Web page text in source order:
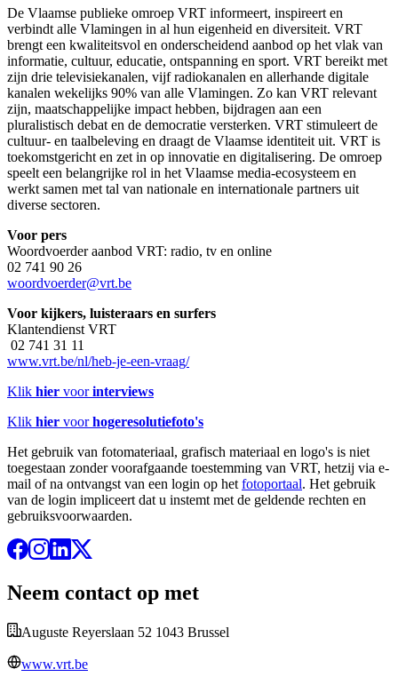
De Vlaamse publieke omroep VRT informeert, inspireert en
verbindt alle Vlamingen in al hun eigenheid en diversiteit. VRT
brengt een kwaliteitsvol en onderscheidend aanbod op het vlak van
informatie, cultuur, educatie, ontspanning en sport. VRT bereikt met
zijn drie televisiekanalen, vijf radiokanalen en allerhande digitale
kanalen wekelijks 90% van alle Vlamingen. Zo kan VRT relevant
zijn, maatschappelijke impact hebben, bijdragen aan een
pluralistisch debat en de democratie versterken. VRT stimuleert de
cultuur- en taalbeleving en draagt de Vlaamse identiteit uit. VRT is
toekomstgericht en zet in op innovatie en digitalisering. De omroep
speelt een belangrijke rol in het Vlaamse media-ecosysteem en
werkt samen met tal van nationale en internationale partners uit
diverse sectoren.
Voor pers
Woordvoerder aanbod VRT: radio, tv en online
02 741 90 26
woordvoerder@vrt.be
Voor kijkers, luisteraars en surfers
Klantendienst VRT
02 741 31 11
www.vrt.be/nl/heb-je-een-vraag/
Klik hier voorinterviews
Klik hier voorhogeresolutiefoto's
Het gebruik van fotomateriaal, grafisch materiaal en logo's is niet
toegestaan zonder voorafgaande toestemming van VRT, hetzij via e-
mail of na ontvangst van een login op het fotoportaal. Het gebruik
van de login impliceert dat u instemt met de geldende rechten en
gebruiksvoorwaarden.
Neem contact op met
Auguste Reyerslaan 52 1043 Brussel
www.vrt.be